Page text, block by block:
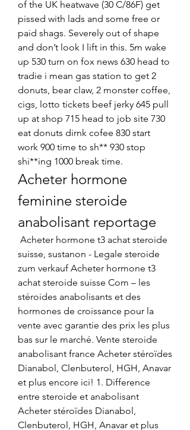
of the UK heatwave (30 C/86F) get
pissed with lads and some free or
paid shags. Severely out of shape
and don’t look I lift in this. 5m wake
up 530 turn on fox news 630 head to
tradie i mean gas station to get 2
donuts, bear claw, 2 monster coffee,
cigs, lotto tickets beef jerky 645 pull
up at shop 715 head to job site 730
eat donuts dirnk cofee 830 start
work 900 time to sh** 930 stop
shi**ing 1000 break time.
Acheter hormone
feminine steroide
anabolisant reportage
suisse, sustanon - Legale steroide
zum verkauf Acheter hormone t3
achat steroide suisse Com – les
stéroides anabolisants et des
hormones de croissance pour la
vente avec garantie des prix les plus
bas sur le marché. Vente steroide
anabolisant france Acheter stéroïdes
Dianabol, Clenbuterol, HGH, Anavar
et plus encore ici! 1. Difference
entre steroide et anabolisant
Acheter stéroïdes Dianabol,
Clenbuterol, HGH, Anavar et plus